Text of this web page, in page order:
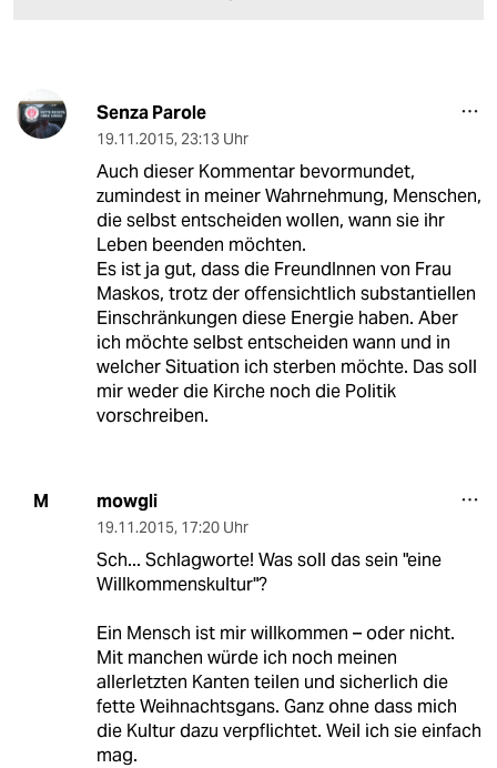
Senza Parole
19.11.2015, 23:13 Uhr
Auch dieser Kommentar bevormundet,
zumindest in meiner Wahrnehmung, Menschen,
die selbst entscheiden wollen, wann sie ihr
Leben beenden möchten.
Es ist ja gut, dass die FreundInnen von Frau
Maskos, trotz der offensichtlich substantiellen
Einschränkungen diese Energie haben. Aber
ich möchte selbst entscheiden wann und in
welcher Situation ich sterben möchte. Das soll
mir weder die Kirche noch die Politik
vorschreiben.
M mowgli
19.11.2015, 17:20 Uhr
Sch... Schlagworte! Was soll das sein "eine
Willkommenskultur"?
Ein Mensch ist mir willkommen – oder nicht.
Mit manchen würde ich noch meinen
allerletzten Kanten teilen und sicherlich die
fette Weihnachtsgans. Ganz ohne dass mich
die Kultur dazu verpflichtet. Weil ich sie einfach
mag.